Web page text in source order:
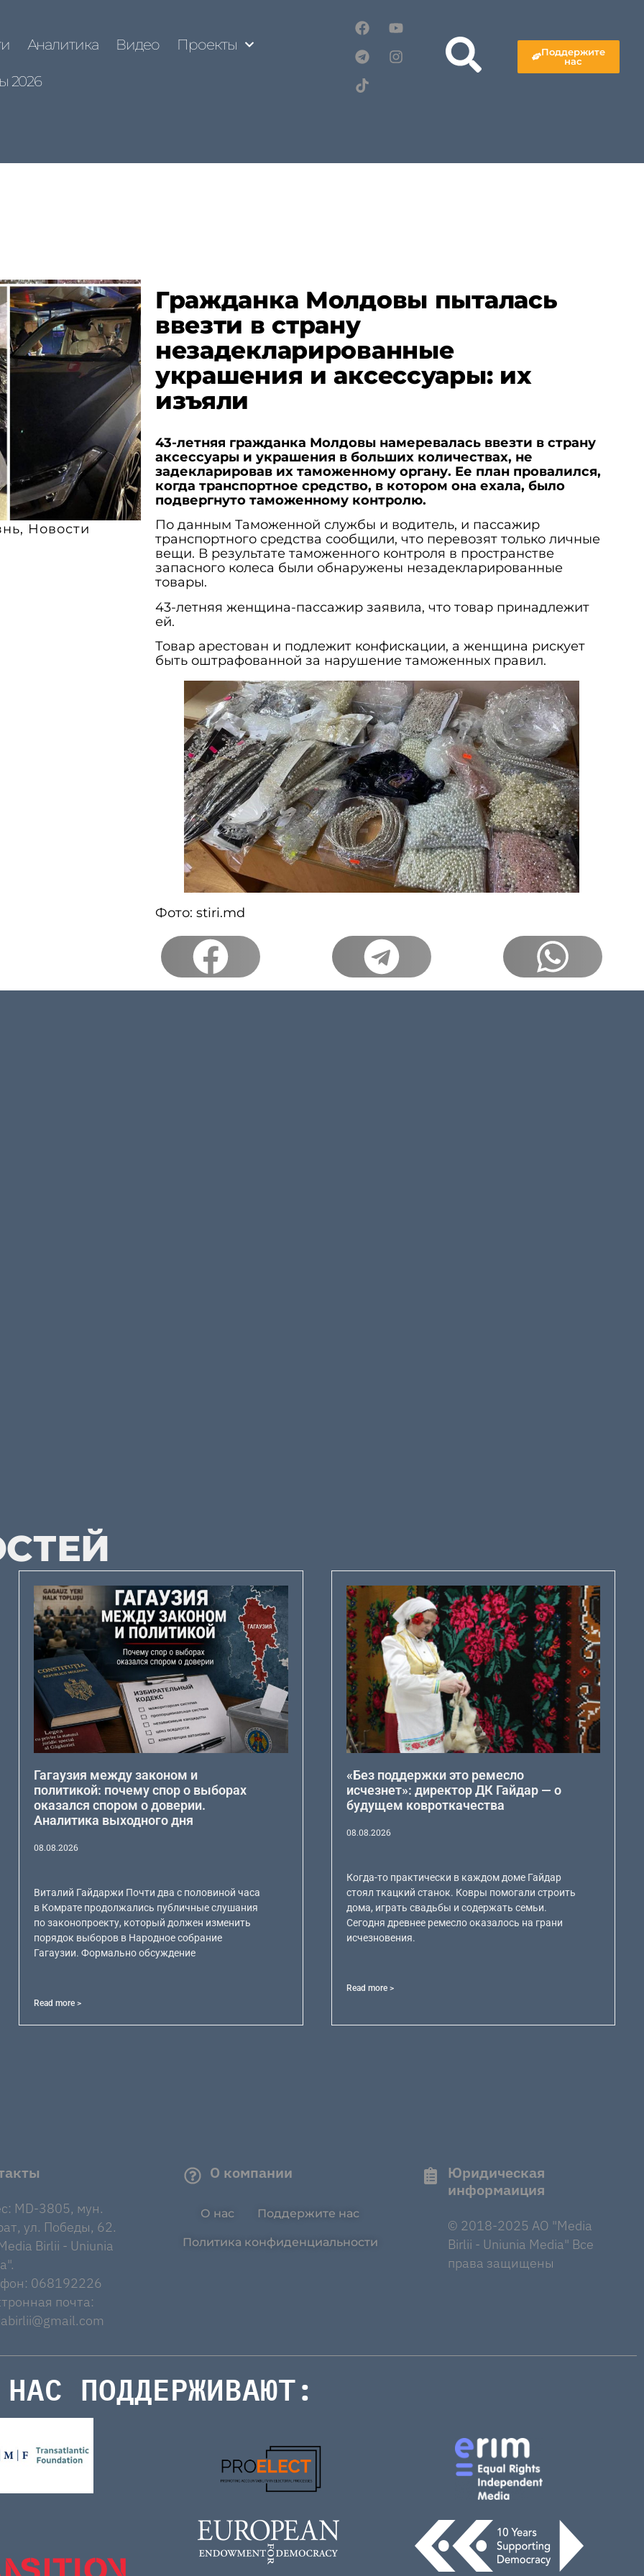
Аналитика Видео Проекты
2026
Поддержите
нас
, Новости
Гражданка Молдовы пыталась
ввезти в страну
незадекларированные
украшения и аксессуары: их
изъяли
43-летняя гражданка Молдовы намеревалась ввезти в страну
аксессуары и украшения в больших количествах, не
задекларировав их таможенному органу. Ее план провалился,
когда транспортное средство, в котором она ехала, было
подвергнуто таможенному контролю.
По данным Таможенной службы и водитель, и пассажир
транспортного средства сообщили, что перевозят только личные
вещи. В результате таможенного контроля в пространстве
запасного колеса были обнаружены незадекларированные
товары.
43-летняя женщина-пассажир заявила, что товар принадлежит
ей.
Товар арестован и подлежит конфискации, а женщина рискует
быть оштрафованной за нарушение таможенных правил.
Фото: stiri.md
Гагаузия между законом и
политикой: почему спор о выборах
оказался спором о доверии.
Аналитика выходного дня
08.08.2026
Виталий Гайдаржи Почти два с половиной часа
в Комрате продолжались публичные слушания
по законопроекту, который должен изменить
порядок выборов в Народное собрание
Гагаузии. Формально обсуждение
Read more >
«Без поддержки это ремесло
исчезнет»: директор ДК Гайдар — о
будущем ковроткачества
08.08.2026
Когда-то практически в каждом доме Гайдар
стоял ткацкий станок. Ковры помогали строить
дома, играть свадьбы и содержать семьи.
Сегодня древнее ремесло оказалось на грани
исчезновения.
Read more >
MD-3805, мун.
ул. Победы, 62.
Birlii - Uniunia
068192226
почта:
О компании
О нас Поддержите нас
Политика конфиденциальности
Юридическая
информаиция
© 2018-2025 AO "Media
Birlii - Uniunia Media" Все
права защищены
НАС ПОДДЕРЖИВАЮТ: